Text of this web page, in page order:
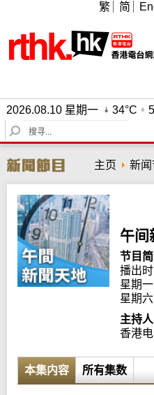
繁 简
2026.08.10 星期一 34°C
S
e
r
c
h
主页 新闻
午间
节目
播出时
星期
星期
主持
香港
本集内容 所有集数